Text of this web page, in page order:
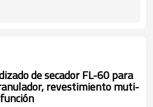
de secador FL-60 para
revestimiento muti-
función